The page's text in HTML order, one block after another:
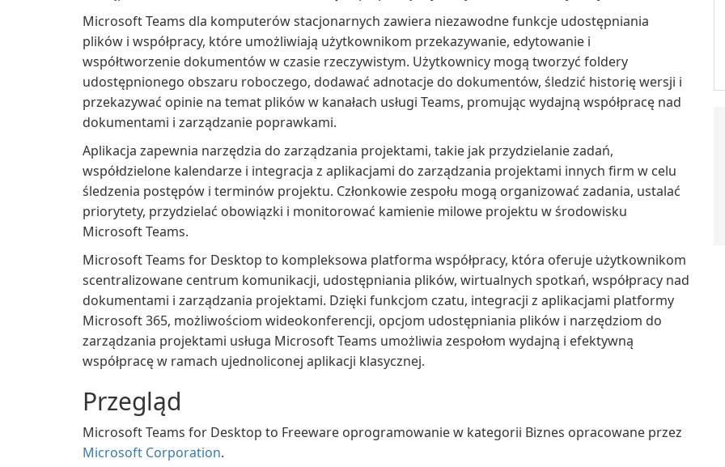
Microsoft Teams dla komputerów stacjonarnych zawiera niezawodne funkcje udostępniania
plików i współpracy, które umożliwiają użytkownikom przekazywanie, edytowanie i
współtworzenie dokumentów w czasie rzeczywistym. Użytkownicy mogą tworzyć foldery
udostępnionego obszaru roboczego, dodawać adnotacje do dokumentów, śledzić historię wersji i
przekazywać opinie na temat plików w kanałach usługi Teams, promując wydajną współpracę nad
dokumentami i zarządzanie poprawkami.
Aplikacja zapewnia narzędzia do zarządzania projektami, takie jak przydzielanie zadań,
współdzielone kalendarze i integracja z aplikacjami do zarządzania projektami innych firm w celu
śledzenia postępów i terminów projektu. Członkowie zespołu mogą organizować zadania, ustalać
priorytety, przydzielać obowiązki i monitorować kamienie milowe projektu w środowisku
Microsoft Teams.
Microsoft Teams for Desktop to kompleksowa platforma współpracy, która oferuje użytkownikom
scentralizowane centrum komunikacji, udostępniania plików, wirtualnych spotkań, współpracy nad
dokumentami i zarządzania projektami. Dzięki funkcjom czatu, integracji z aplikacjami platformy
Microsoft 365, możliwościom wideokonferencji, opcjom udostępniania plików i narzędziom do
zarządzania projektami usługa Microsoft Teams umożliwia zespołom wydajną i efektywną
współpracę w ramach ujednoliconej aplikacji klasycznej.
Przegląd
Microsoft Teams for Desktop to Freeware oprogramowanie w kategorii Biznes opracowane przez
Microsoft Corporation.